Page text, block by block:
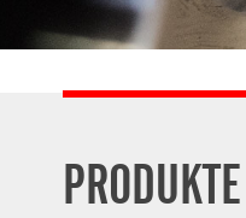
PRODUKTE